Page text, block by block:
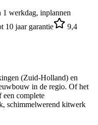
1 werkdag, inplannen
10 jaar garantie
9,4
(Zuid-Holland) en
in de regio. Of het
een complete
schimmelwerend kitwerk